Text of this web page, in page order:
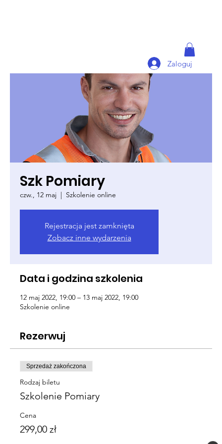
Zaloguj
Szk Pomiary
czw., 12 maj
  |
Szkolenie online
Rejestracja jest zamknięta
Zobacz inne wydarzenia
Data i godzina szkolenia
12 maj 2022, 19:00 – 13 maj 2022, 19:00
Szkolenie online
Rezerwuj
Sprzedaż zakończona
Rodzaj biletu
Szkolenie Pomiary
Cena
299,00 zł